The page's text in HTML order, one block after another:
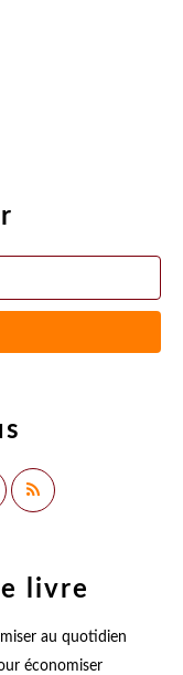
livre
économiser